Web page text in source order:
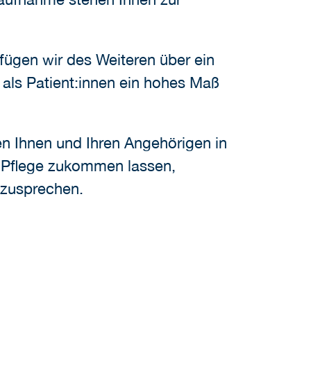
wir des Weiteren über ein
Patient:innen ein hohes Maß
Ihnen und Ihren Angehörigen in
zukommen lassen,